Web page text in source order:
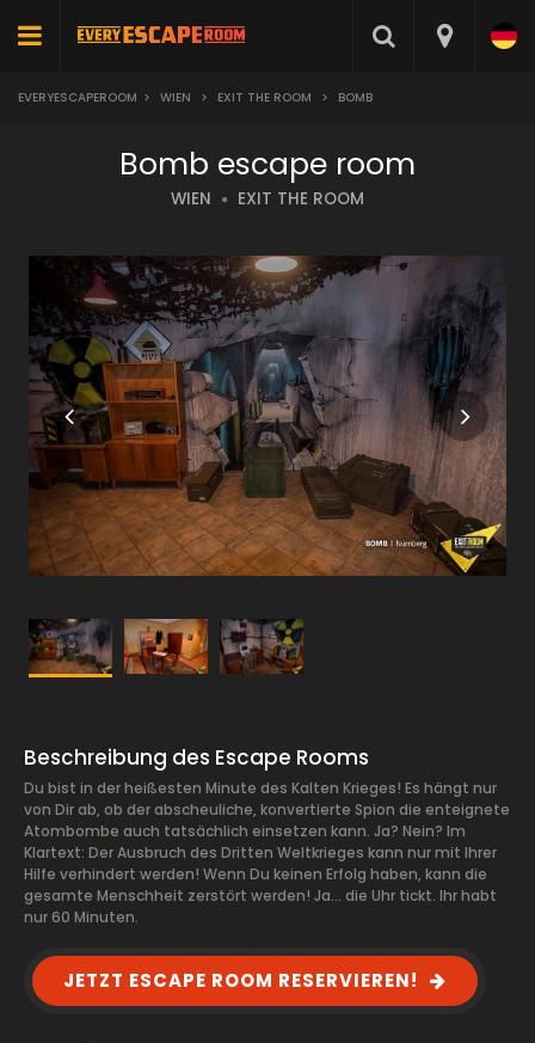
EVERYESCAPEROOM > WIEN > EXIT THE ROOM > BOMB
Bomb escape room
WIEN EXIT THE ROOM
Beschreibung des Escape Rooms
Du bist in der heißesten Minute des Kalten Krieges! Es hängt nur
von Dir ab, ob der abscheuliche, konvertierte Spion die enteignete
Atombombe auch tatsächlich einsetzen kann. Ja? Nein? Im
Klartext: Der Ausbruch des Dritten Weltkrieges kann nur mit Ihrer
Hilfe verhindert werden! Wenn Du keinen Erfolg haben, kann die
gesamte Menschheit zerstört werden! Ja... die Uhr tickt. Ihr habt
nur 60 Minuten.
JETZT ESCAPE ROOM RESERVIEREN!